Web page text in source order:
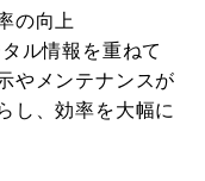
の向上
ル情報を重ねて
やメンテナンスが
し、効率を大幅に